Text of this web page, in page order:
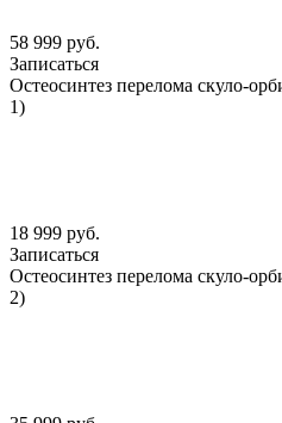
58 999 руб.
Записаться
Остеосинтез перелома скуло-
1)
18 999 руб.
Записаться
Остеосинтез перелома скуло-
2)